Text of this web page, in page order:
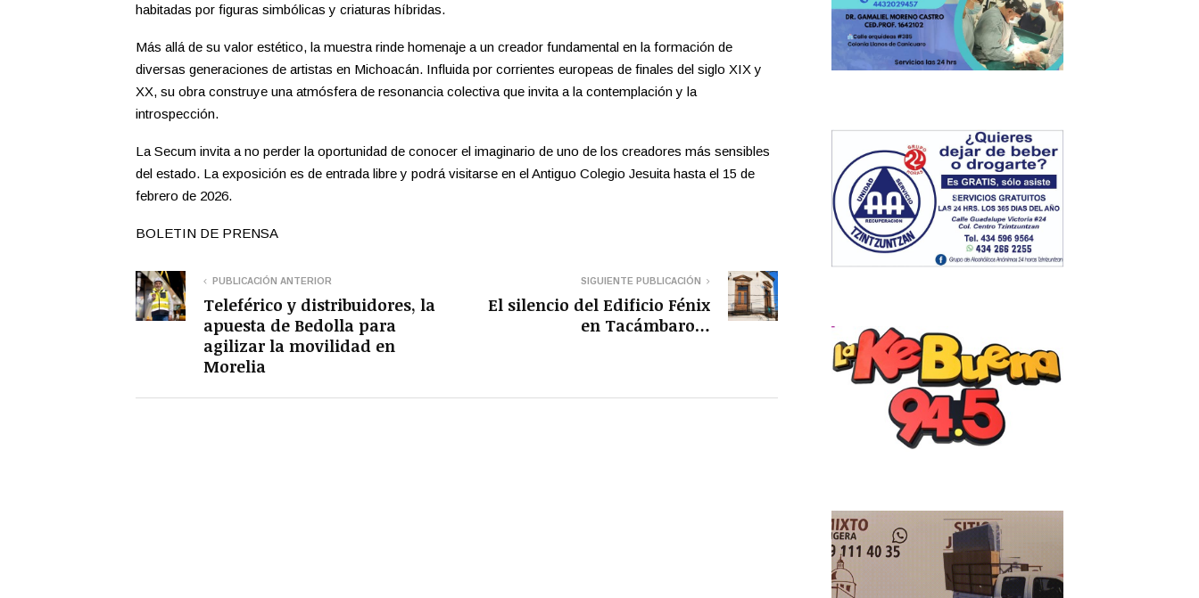
habitadas por figuras simbólicas y criaturas híbridas.
Más allá de su valor estético, la muestra rinde homenaje a un creador fundamental en la formación de
diversas generaciones de artistas en Michoacán. Influida por corrientes europeas de finales del siglo XIX y
XX, su obra construye una atmósfera de resonancia colectiva que invita a la contemplación y la
introspección.
La Secum invita a no perder la oportunidad de conocer el imaginario de uno de los creadores más sensibles
del estado. La exposición es de entrada libre y podrá visitarse en el Antiguo Colegio Jesuita hasta el 15 de
febrero de 2026.
BOLETIN DE PRENSA
PUBLICACIÓN ANTERIOR
Teleférico y distribuidores, la
apuesta de Bedolla para
agilizar la movilidad en
Morelia
SIGUIENTE PUBLICACIÓN
El silencio del Edificio Fénix
en Tacámbaro…